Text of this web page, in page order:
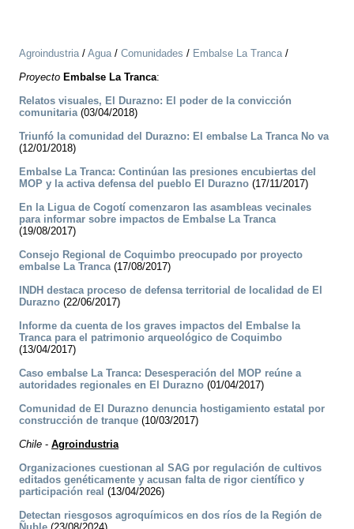
Agroindustria/ Agua/ Comunidades / Embalse La Tranca/
Proyecto Embalse La Tranca:
Relatos visuales, El Durazno: El poder de la convicción
comunitaria(03/04/2018)
Triunfó la comunidad del Durazno: El embalse La Tranca No va
(12/01/2018)
Embalse La Tranca: Continúan las presiones encubiertas del
MOP y la activa defensa del pueblo El Durazno (17/11/2017)
En la Ligua de Cogotí comenzaron las asambleas vecinales
para informar sobre impactos de Embalse La Tranca
(19/08/2017)
Consejo Regional de Coquimbo preocupado por proyecto
embalse La Tranca(17/08/2017)
INDH destaca proceso de defensa territorial de localidad de El
Durazno (22/06/2017)
Informe da cuenta de los graves impactos del Embalse la
Tranca para el patrimonio arqueológico de Coquimbo
(13/04/2017)
Caso embalse La Tranca: Desesperación del MOP reúne a
autoridades regionales en El Durazno (01/04/2017)
Comunidad de El Durazno denuncia hostigamiento estatal por
construcción de tranque (10/03/2017)
Chile - Agroindustria
Organizaciones cuestionan al SAG por regulación de cultivos
editados genéticamente y acusan falta de rigor científico y
participación real (13/04/2026)
Detectan riesgosos agroquímicos en dos ríos de la Región de